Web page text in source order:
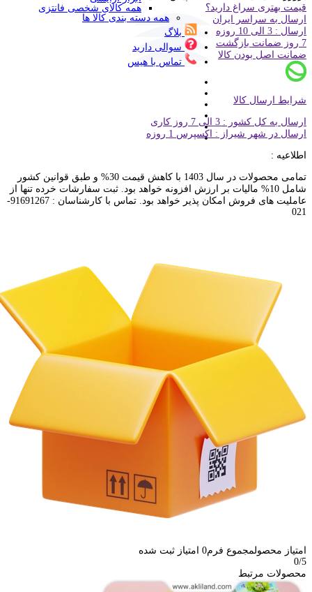
همه کالای شخصی فانتزی
همه دسته بندی کالا ها
بلاگ
سوالی دارید
تماس با هیس
قیمت بهتری سراغ دارید؟
ارسال به سراسر ایران
ارسال : 3 الی 10 روزه
7 روز ضمانت بازگشت
ضمانت اصل بودن کالا
شرایط ارسال کالا
ارسال به کل کشور : 3 الی 7 روز کاری
ارسال در شهر شیراز : اکسپرس 1 روزه
اطلاعیه :
تمامی محصولات در سال 1403 با کاهش قیمت 30% و طبق قوانین کشور
شامل 10% مالیات بر ارزش افزونه خواهد بود. ثبت سفارشات خرده تنها از
عاملیت های فروش امکان پذیر خواهد بود. تماس با کارشناسان : 91691267-
021
امتیاز محصولمجموع فرم0 امتیاز ثبت شده
0/5
محصولات مرتبط